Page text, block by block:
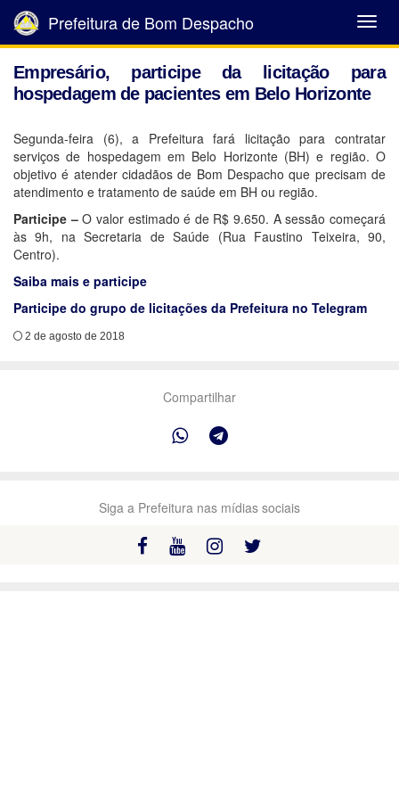
Abrir
Menu
Prefeitura de Bom Despacho
Empresário, participe da licitação para
hospedagem de pacientes em Belo Horizonte
Segunda-feira (6), a Prefeitura fará licitação para contratar
serviços de hospedagem em Belo Horizonte (BH) e região. O
objetivo é atender cidadãos de Bom Despacho que precisam de
atendimento e tratamento de saúde em BH ou região.
Participe –O valor estimado é de R$ 9.650. A sessão começará
às 9h, na Secretaria de Saúde (Rua Faustino Teixeira, 90,
Centro).
Saiba mais e participe
Participe do grupo de licitações da Prefeitura no Telegram
2 de agosto de 2018
Compartilhar
Siga a Prefeitura nas mídias sociais